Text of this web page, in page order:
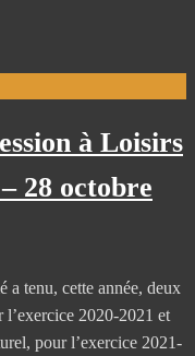
à Loisirs
28 octobre
tenu, cette année, deux
l’exercice 2020-2021 et
pour l’exercice 2021-